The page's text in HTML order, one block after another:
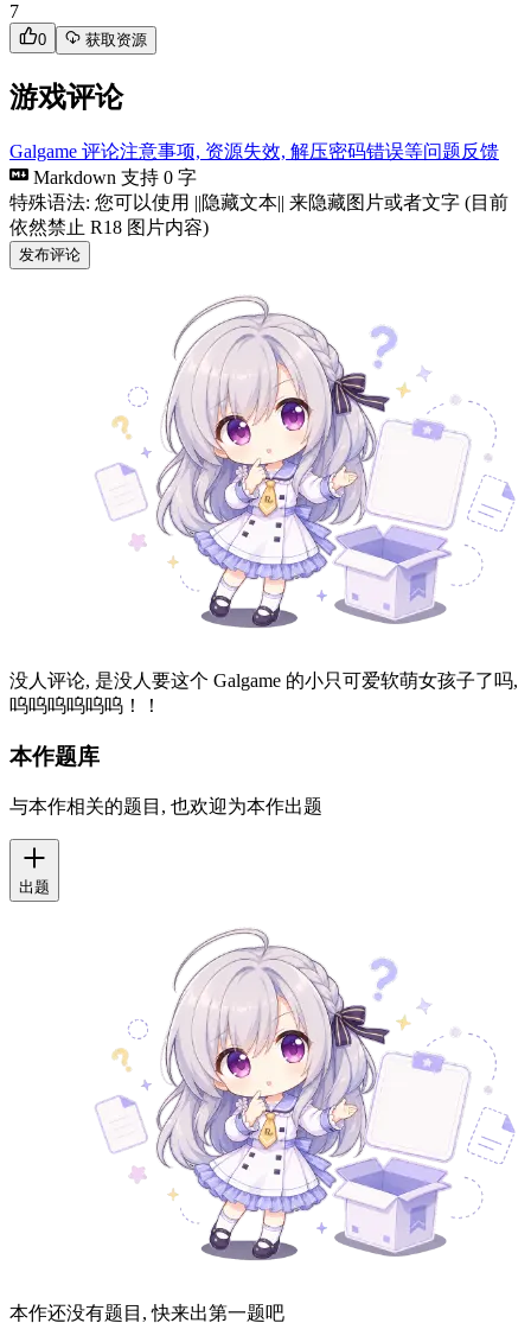
7
0 获取资源
游戏评论
Galgame 评论注意事项, 资源失效, 解压密码错误等问题反馈
Markdown 支持 0 字
特殊语法: 您可以使用 ||隐藏文本|| 来隐藏图片或者文字 (目前
依然禁止 R18 图片内容)
发布评论
没人评论, 是没人要这个 Galgame 的小只可爱软萌女孩子了吗,
呜呜呜呜呜呜！！
本作题库
与本作相关的题目, 也欢迎为本作出题
出题
本作还没有题目, 快来出第一题吧